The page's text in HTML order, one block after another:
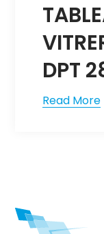
DPT
Read More